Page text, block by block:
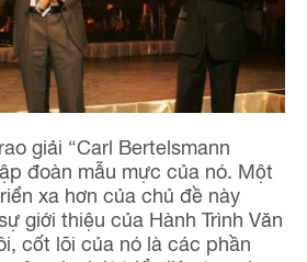
giải “Carl Bertelsmann
đoàn mẫu mực của nó. Một
xa hơn của chủ đề này
giới thiệu của Hành Trình Văn
cốt lõi của nó là các phần